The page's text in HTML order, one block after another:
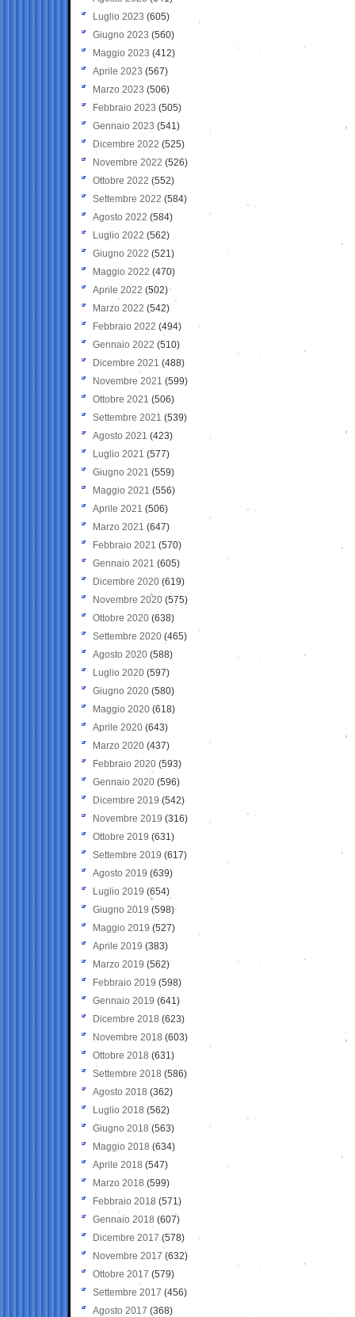
Luglio 2023 (605)
Giugno 2023 (560)
Maggio 2023 (412)
Aprile 2023 (567)
Marzo 2023 (506)
Febbraio 2023 (505)
Gennaio 2023 (541)
Dicembre 2022 (525)
Novembre 2022 (526)
Ottobre 2022 (552)
Settembre 2022 (584)
Agosto 2022 (584)
Luglio 2022 (562)
Giugno 2022 (521)
Maggio 2022 (470)
Aprile 2022 (502)
Marzo 2022 (542)
Febbraio 2022 (494)
Gennaio 2022 (510)
Dicembre 2021 (488)
Novembre 2021 (599)
Ottobre 2021 (506)
Settembre 2021 (539)
Agosto 2021 (423)
Luglio 2021 (577)
Giugno 2021(559)
Maggio 2021 (556)
Aprile 2021 (506)
Marzo 2021 (647)
Febbraio 2021 (570)
Gennaio 2021 (605)
Dicembre 2020 (619)
Novembre 2020 (575)
Ottobre 2020 (638)
Settembre 2020(465)
Agosto 2020 (588)
Luglio 2020 (597)
Giugno 2020 (580)
Maggio 2020 (618)
Aprile 2020 (643)
Marzo 2020 (437)
Febbraio 2020 (593)
Gennaio 2020 (596)
Dicembre 2019 (542)
Novembre 2019 (316)
Ottobre 2019 (631)
Settembre 2019 (617)
Agosto 2019 (639)
Luglio 2019 (654)
Giugno 2019 (598)
Maggio 2019 (527)
Aprile 2019 (383)
Marzo 2019 (562)
Febbraio 2019 (598)
Gennaio 2019 (641)
Dicembre 2018 (623)
Novembre 2018 (603)
Ottobre 2018 (631)
Settembre 2018 (586)
Agosto 2018 (362)
Luglio 2018 (562)
Giugno 2018 (563)
Maggio 2018 (634)
Aprile 2018 (547)
Marzo 2018 (599)
Febbraio 2018 (571)
Gennaio 2018 (607)
Dicembre 2017 (578)
Novembre 2017 (632)
Ottobre 2017 (579)
Settembre 2017 (456)
Agosto 2017 (368)